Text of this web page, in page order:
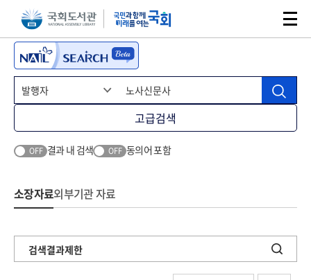
본문 바로가기주메뉴 바로가기
고급검색
OFF 결과 내 검색 OFF 동의어 포함
소장자료외부기관 자료
검색결과제한